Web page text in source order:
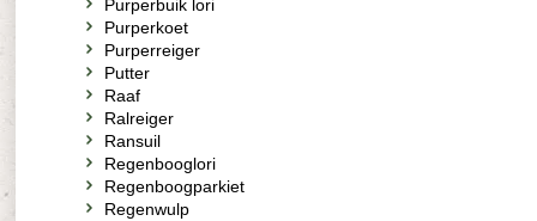
Purperbuik lori
Purperkoet
Purperreiger
Putter
Raaf
Ralreiger
Ransuil
Regenbooglori
Regenboogparkiet
Regenwulp